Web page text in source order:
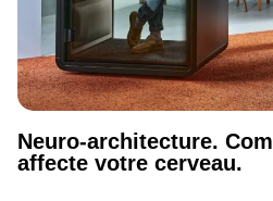
Neuro-architecture.
affecte votre cerveau.